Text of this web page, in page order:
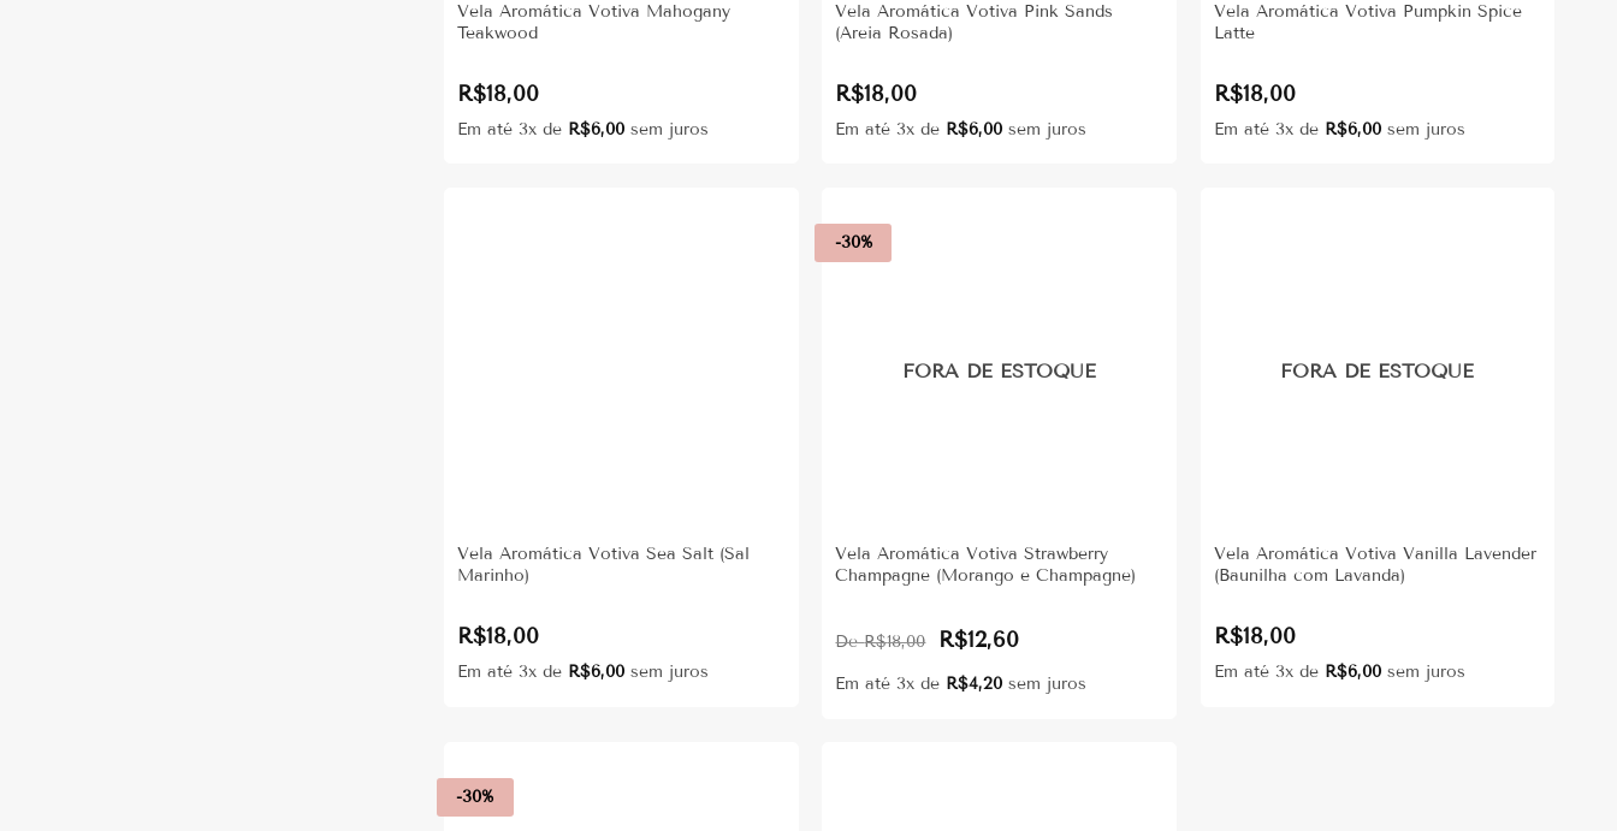
Vela Aromática Votiva Mahogany
Teakwood
R$18,00
Em até 3x de R$6,00 sem juros
Vela Aromática Votiva Pink Sands
(Areia Rosada)
R$18,00
Em até 3x de R$6,00 sem juros
Vela Aromática Votiva Pumpkin Spice
Latte
R$18,00
Em até 3x de R$6,00sem juros
Vela Aromática Votiva Sea Salt (Sal
Marinho)
R$18,00
Em até 3x de R$6,00 sem juros
-30%
FORA DE ESTOQUE
Vela Aromática Votiva Strawberry
Champagne (Morango e Champagne)
R$18,00
Original
price
R$18,00.
R$12,60Current
price
R$12,60.
Em até 3x de R$4,20 sem juros
FORA DE ESTOQUE
Vela Aromática Votiva Vanilla Lavender
(Baunilha com Lavanda)
R$18,00
Em até 3x de R$6,00sem juros
-30%